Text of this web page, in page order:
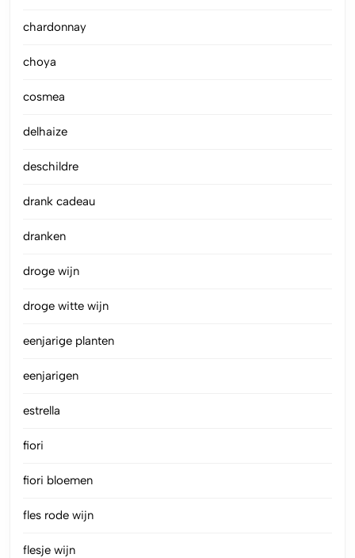
chardonnay
choya
cosmea
delhaize
deschildre
drank cadeau
dranken
droge wijn
droge witte wijn
eenjarige planten
eenjarigen
estrella
fiori
fiori bloemen
fles rode wijn
flesje wijn